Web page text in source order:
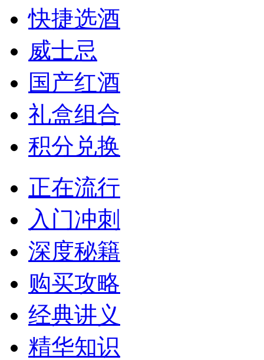
快捷选酒
威士忌
国产红酒
礼盒组合
积分兑换
正在流行
入门冲刺
深度秘籍
购买攻略
经典讲义
精华知识